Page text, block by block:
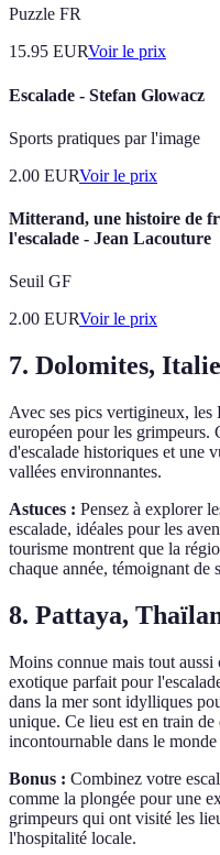
Puzzle FR
15.95 EURVoir le prix
Escalade - Stefan Glowacz
Sports pratiques par l'image
2.00 EURVoir le prix
Mitterand, une histoire de
l'escalade - Jean Lacouture
Seuil GF
2.00 EURVoir le prix
7. Dolomites, Italie
Avec ses pics vertigineux,
européen pour les grimpeurs.
d'escalade historiques et une
vallées environnantes.
Astuces : Pensez à explorer
escalade, idéales pour les
tourisme montrent que la
chaque année, témoignant de
8. Pattaya,
Moins connue mais tout
exotique parfait pour
dans la mer sont idylliques
unique. Ce lieu est en train
incontournable dans le monde
Bonus : Combinez votre
comme la plongée pour une
grimpeurs qui ont visité les
l'hospitalité locale.